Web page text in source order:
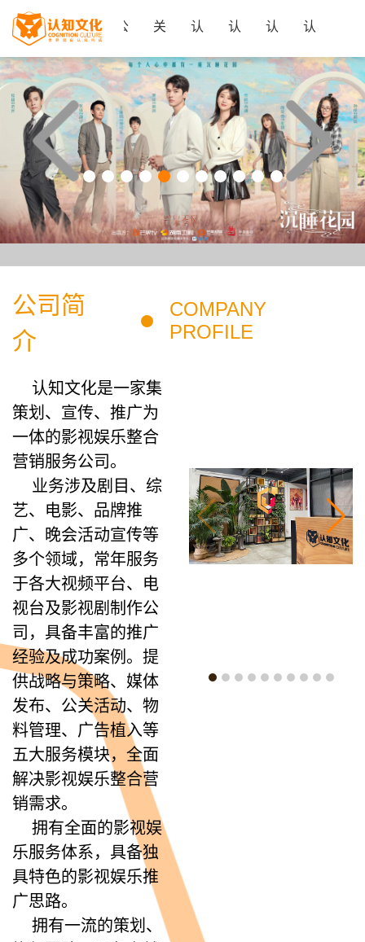
首
页
公
司
简
介
关
于
们
认
知
例
认
知
业
务
认
知
招
聘
认
知
星
选
公司简
介
COMPANY
PROFILE
认知文化是一家集
策划、宣传、推广为
一体的影视娱乐整合
营销服务公司。
业务涉及剧目、综
艺、电影、品牌推
广、晚会活动宣传等
多个领域，常年服务
于各大视频平台、电
视台及影视剧制作公
司，具备丰富的推广
经验及成功案例。提
供战略与策略、媒体
发布、公关活动、物
料管理、广告植入等
五大服务模块，全面
解决影视娱乐整合营
销需求。
拥有全面的影视娱
乐服务体系，具备独
具特色的影视娱乐推
广思路。
拥有一流的策划、